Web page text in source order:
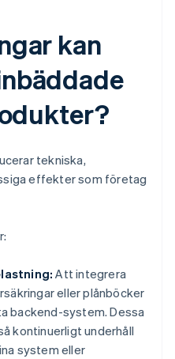
kan
tekniska,
effekter som företag
Att integrera
eller plånböcker
backend-system. Dessa
kontinuerligt underhåll
system eller